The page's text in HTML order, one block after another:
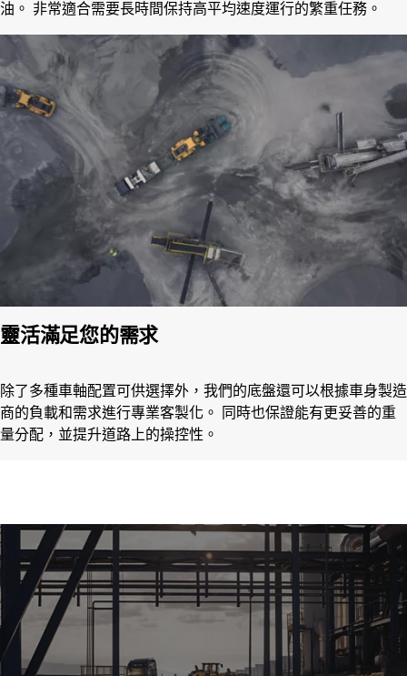
油。 非常適合需要長時間保持高平均速度運行的繁重任務。
靈活滿足您的需求
除了多種車軸配置可供選擇外，我們的底盤還可以根據車身製造
商的負載和需求進行專業客製化。 同時也保證能有更妥善的重
量分配，並提升道路上的操控性。